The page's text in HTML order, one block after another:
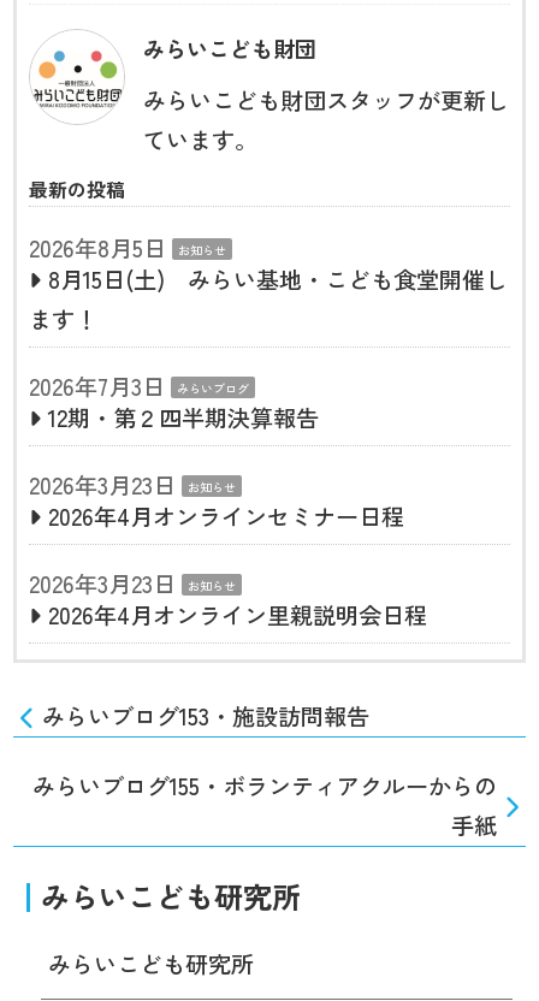
みらいこども財団
みらいこども財団スタッフが更新し
ています。
最新の投稿
2026年8月5日 お知らせ
8月15日(土) みらい基地・こども食堂開催し
ます！
2026年7月3日
みらいブログ
12期・第２四半期決算報告
2026年3月23日
お知らせ
2026年4月オンラインセミナー日程
2026年3月23日
お知らせ
2026年4月オンライン里親説明会日程
みらいブログ153・施設訪問報告
みらいブログ155・ボランティアクルーからの
手紙
みらいこども研究所
みらいこども研究所